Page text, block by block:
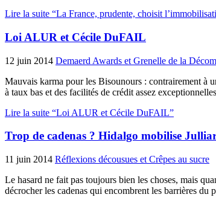
Lire la suite “La France, prudente, choisit
Loi ALUR et Cécile DuFAIL
12 juin 2014 Demaerd Awards et Grenelle de la
Mauvais karma pour les Bisounours : contrairement à
à taux bas et des facilités de crédit assez
Lire la suite “Loi ALUR et Cécile DuFAIL”
Trop de cadenas ? Hidalgo mobilise
11 juin 2014 Réflexions décousues et Crêpes au sucre
Le hasard ne fait pas toujours bien les choses, mais
décrocher les cadenas qui encombrent les barrières